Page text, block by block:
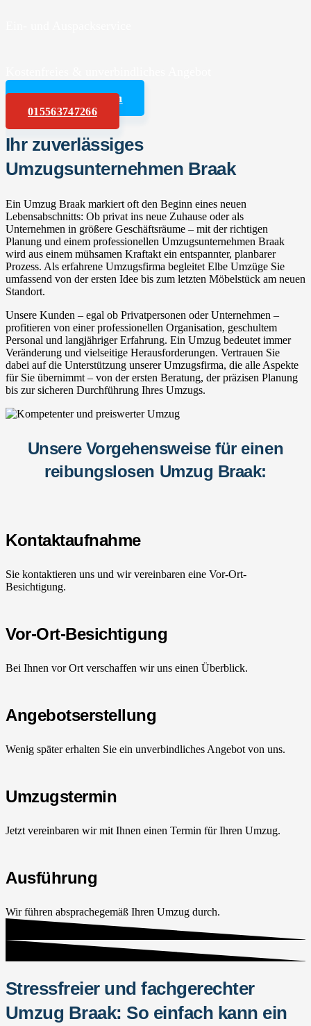
Angebot anfordern
015563747266
Ihr zuverlässiges
Umzugsunternehmen Braak
Ein Umzug Braak markiert oft den Beginn eines neuen
Lebensabschnitts: Ob privat ins neue Zuhause oder als
Unternehmen in größere Geschäftsräume – mit der richtigen
Planung und einem professionellen Umzugsunternehmen Braak
wird aus einem mühsamen Kraftakt ein entspannter, planbarer
Prozess. Als erfahrene Umzugsfirma begleitet Elbe Umzüge Sie
umfassend von der ersten Idee bis zum letzten Möbelstück am neuen
Standort.
Unsere Kunden – egal ob Privatpersonen oder Unternehmen –
profitieren von einer professionellen Organisation, geschultem
Personal und langjähriger Erfahrung. Ein Umzug bedeutet immer
Veränderung und vielseitige Herausforderungen. Vertrauen Sie
dabei auf die Unterstützung unserer Umzugsfirma, die alle Aspekte
für Sie übernimmt – von der ersten Beratung, der präzisen Planung
bis zur sicheren Durchführung Ihres Umzugs.
Unsere Vorgehensweise für einen
reibungslosen Umzug Braak:
Kontaktaufnahme
Sie kontaktieren uns und wir vereinbaren eine Vor-Ort-
Besichtigung.
Vor-Ort-Besichtigung
Bei Ihnen vor Ort verschaffen wir uns einen Überblick.
Angebotserstellung
Wenig später erhalten Sie ein unverbindliches Angebot von uns.
Umzugstermin
Jetzt vereinbaren wir mit Ihnen einen Termin für Ihren Umzug.
Ausführung
Wir führen absprachegemäß Ihren Umzug durch.
Stressfreier und fachgerechter
Umzug Braak: So einfach kann ein